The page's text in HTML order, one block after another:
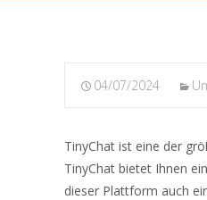
04/07/2024
TinyChat ist eine der
TinyChat bietet Ihnen
dieser Plattform auch